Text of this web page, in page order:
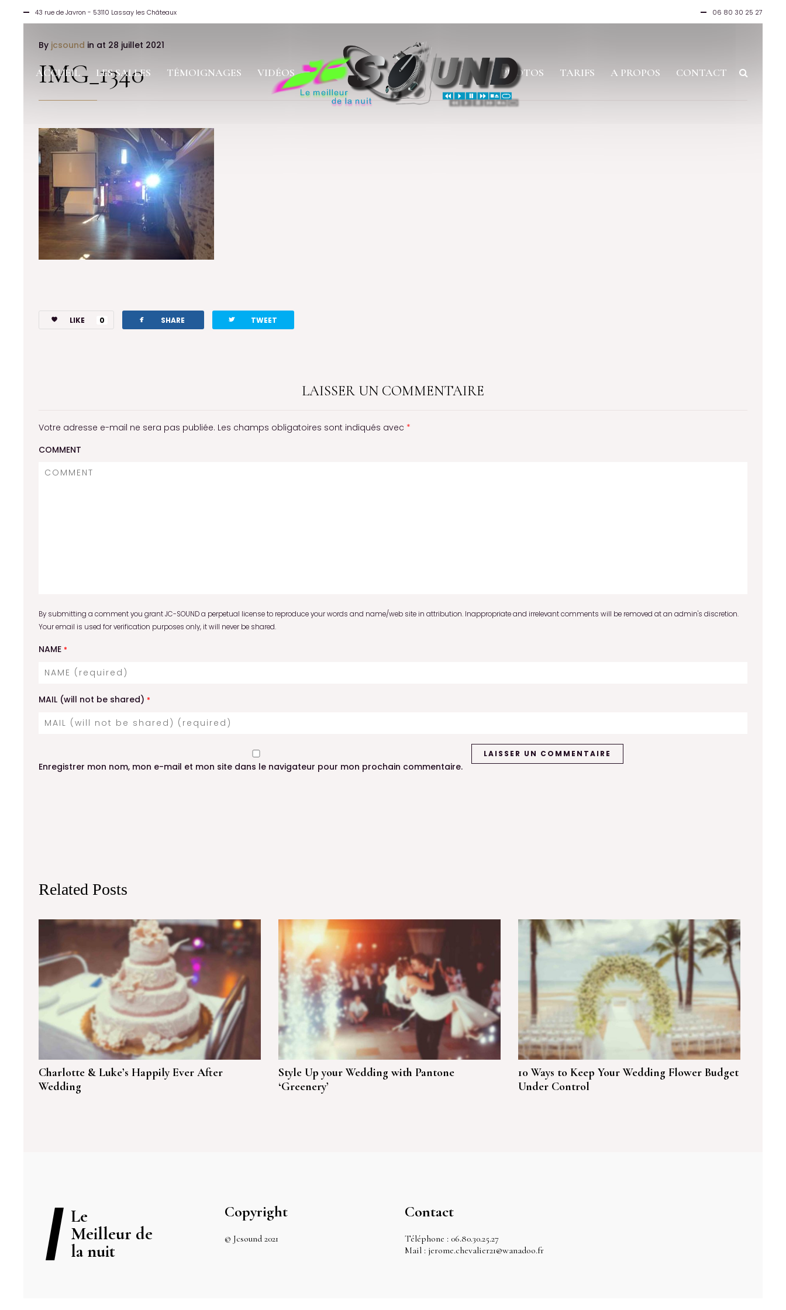
43 rue de Javron - 53110 Lassay les Châteaux 06 80 30 25 27
ACCUEIL LES SALLES TÉMOIGNAGES VIDÉOS PHOTOS TARIFS A PROPOS CONTACT
By jcsound in at 28 juillet 2021
IMG_1340
LIKE 0 facebook SHARE twitterbird TWEET
LAISSER UN COMMENTAIRE
Votre adresse e-mail ne sera pas publiée. Les champs obligatoires sont indiqués avec *
COMMENT
By submitting a comment you grant JC-SOUND a perpetual license to reproduce your words and name/web site in attribution. Inappropriate and irrelevant comments will be removed at an admin's discretion.
Your email is used for verification purposes only, it will never be shared.
NAME *
MAIL (will not be shared) *
Enregistrer mon nom, mon e-mail et mon site dans le navigateur pour mon prochain commentaire.
Related Posts
Charlotte & Luke’s Happily Ever After
Wedding
Style Up your Wedding with Pantone
‘Greenery’
10 Ways to Keep Your Wedding Flower Budget
Under Control
Le
Meilleur de
la nuit
Copyright
© Jcsound 2021
Contact
Téléphone : 06.80.30.25.27
Mail : jerome.chevalier21@wanadoo.fr